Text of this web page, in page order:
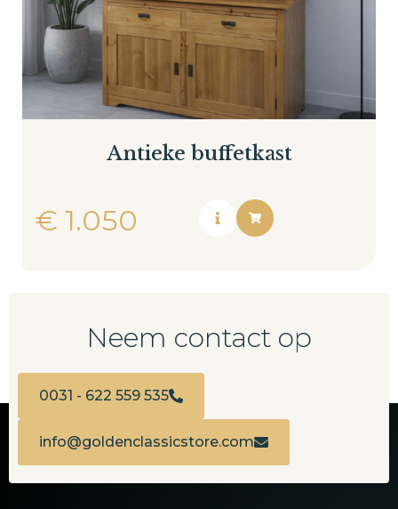
Antieke buffetkast
€ 1.050
Neem contact op
0031 - 622 559 535
info@goldenclassicstore.com